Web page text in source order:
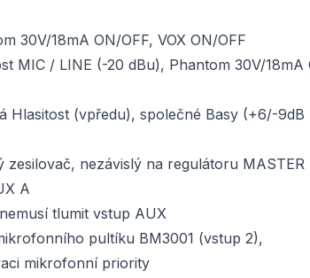
30V/18mA ON/OFF, VOX ON/OFF
MIC / LINE (-20 dBu), Phantom 30V/18mA
Hlasitost (vpředu), společné Basy (+6/-9dB
nezávislý na regulátoru MASTER
A
tlumit vstup AUX
pultíku BM3001 (vstup 2),
mikrofonní priority